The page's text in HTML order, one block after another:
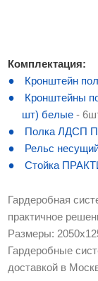
Комплектация:
Кронштейн
Кронштейны
шт) белые-
Полка ЛДСП
Рельс
Стойка
Гардеробная
практичное
Размеры:
Гардеробные
доставкой в